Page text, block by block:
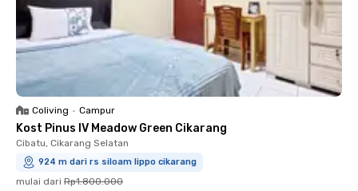
Coliving • Campur
Kost Pinus IV Meadow Green Cikarang
Cibatu, Cikarang Selatan
924 m dari rs siloam lippo cikarang
mulai dari Rp1.800.000